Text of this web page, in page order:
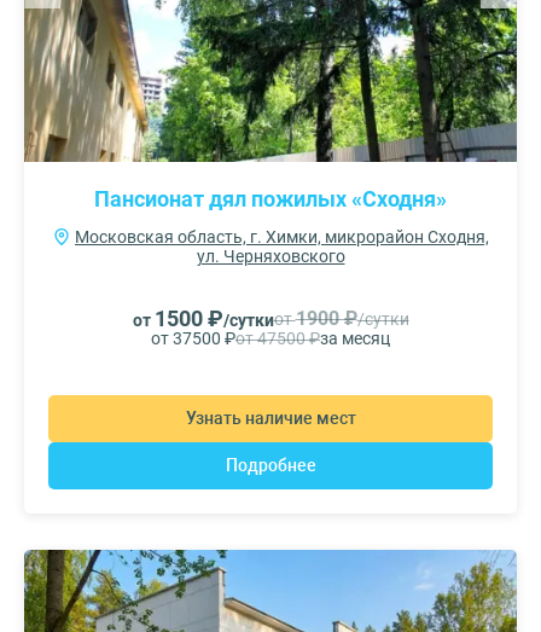
Пансионат дял пожилых «Сходня»
Московская область, г. Химки, микрорайон Сходня,
ул. Черняховского
от 1500 ₽/суткиот1900 ₽/сутки
от 37500 ₽от 47500 ₽за месяц
Узнать наличие мест
Подробнее